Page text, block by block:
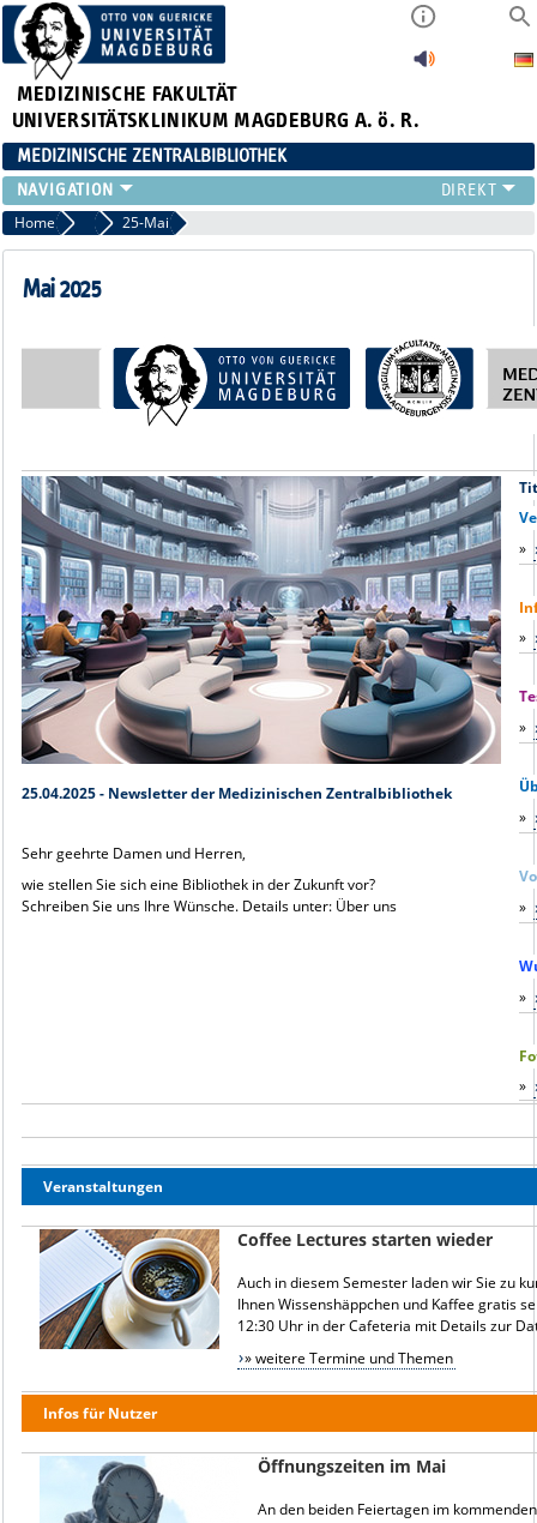
MEDIZINISCHE FAKULTÄT
UNIVERSITÄTSKLINIKUM MAGDEBURG A. ö. R.
MEDIZINISCHE ZENTRALBIBLIOTHEK
LITERATURSUCHE
SERVICE
INFORMATIONSKOMPETENZ
Home Newsletter-Archiv
25-Mai
Mai 2025
25.04.2025 - Newsletter der Medizinischen Zentralbibliothek
Sehr geehrte Damen und Herren,
wie stellen Sie sich eine Bibliothek in der Zukunft vor?
Schreiben Sie uns Ihre Wünsche. Details unter: Über uns
»
»
»
»
»
»
»
Veranstaltungen
Coffee Lectures starten wieder
Auch in diesem Semester laden wir Sie zu
Ihnen Wissenshäppchen und Kaffee gratis
12:30 Uhr in der Cafeteria mit Details zur
» weitere Termine und Themen
Infos für Nutzer
Öffnungszeiten im Mai
An den beiden Feiertagen im